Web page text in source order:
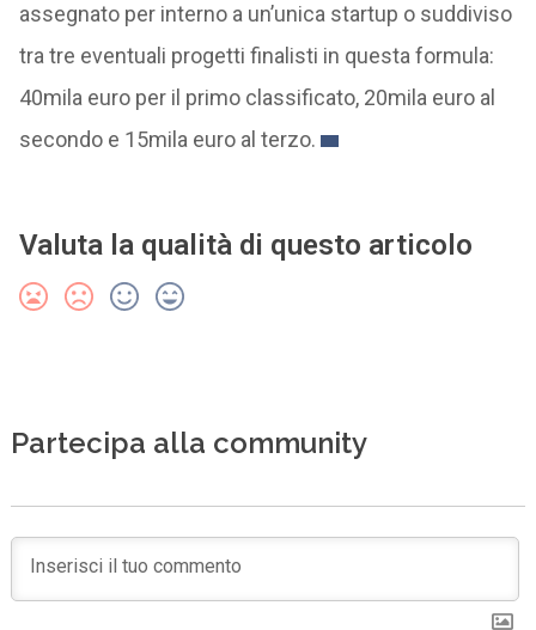
assegnato per interno a un’unica startup o suddiviso
tra tre eventuali progetti finalisti in questa formula:
40mila euro per il primo classificato, 20mila euro al
secondo e 15mila euro al terzo.
Valuta la qualità di questo articolo
Partecipa alla community